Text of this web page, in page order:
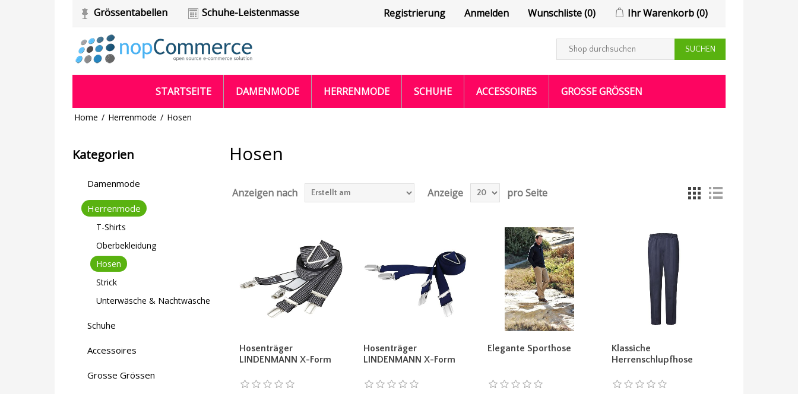
Grössentabellen Schuhe-Leistenmasse Registrierung Anmelden Wunschliste(0) Ihr Warenkorb(0)
STARTSEITE DAMENMODE HERRENMODE SCHUHE ACCESSOIRES GROSSE GRÖSSEN
Home / Herrenmode / Hosen
Kategorien
Damenmode
Herrenmode
T-Shirts
Oberbekleidung
Hosen
Strick
Unterwäsche & Nachtwäsche
Schuhe
Accessoires
Grosse Grössen
Hosen
Anzeigen nach Anzeige pro Seite
Hosenträger
LINDENMANN X-Form
Hosenträger
LINDENMANN X-Form
Elegante Sporthose
Klassiche
Herrenschlupfhose